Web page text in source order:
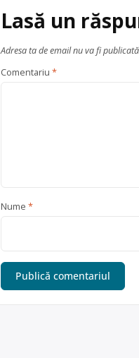
Lasă un
Adresa ta de email nu va fi
Comentariu *
Nume *